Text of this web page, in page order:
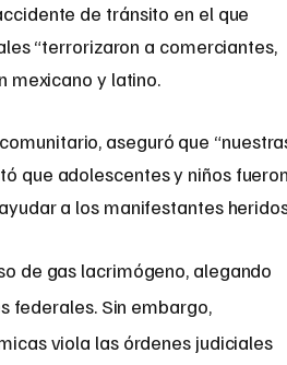
de tránsito en el que
“terrorizaron a comerciantes,
mexicano y latino.
aseguró que
que adolescentes y niños fueron
a los manifestantes
de gas lacrimógeno, alegando
federales. Sin embargo,
viola las órdenes judiciales